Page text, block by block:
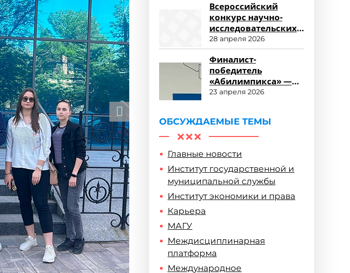
Всероссийский
конкурс научно-
исследовательских
работ «Научный
потенциал СПО»
28 апреля 2026
Финалист-
победитель
«Абилимпикса» —
студент ФСПО
23 апреля 2026
ОБСУЖДАЕМЫЕ ТЕМЫ
Главные новости
Институт государственной и
муниципальной службы
Институт экономики и права
Карьера
МАГУ
Междисциплинарная
платформа
Международное